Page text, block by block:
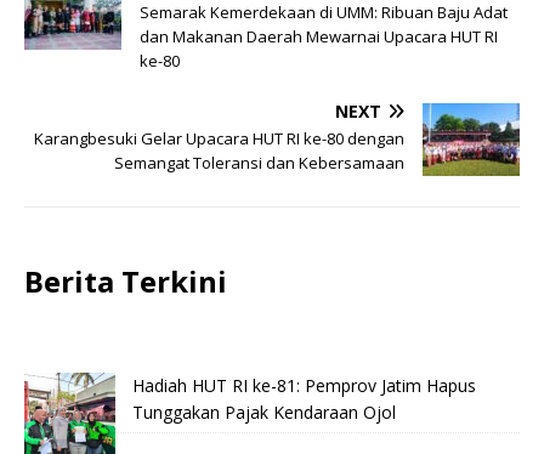
Semarak Kemerdekaan di UMM: Ribuan Baju Adat
dan Makanan Daerah Mewarnai Upacara HUT RI
ke-80
NEXT
Karangbesuki Gelar Upacara HUT RI ke-80 dengan
Semangat Toleransi dan Kebersamaan
Berita Terkini
Hadiah HUT RI ke-81: Pemprov Jatim Hapus
Tunggakan Pajak Kendaraan Ojol